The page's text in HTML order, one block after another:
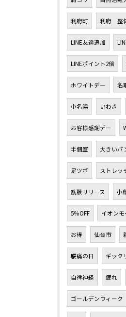
利府町 利府 整
LINE友達追加
LINEポイント2倍
ホワイトデー 名
小名浜 いわき
お客様感謝デー
半個室 大きいパ
足ツボ ストレッ
筋膜リリース 小
5％OFF イオン
お得 仙台市
腰痛の日 ギック
自律神経 疲れ
ゴールデンウィーク